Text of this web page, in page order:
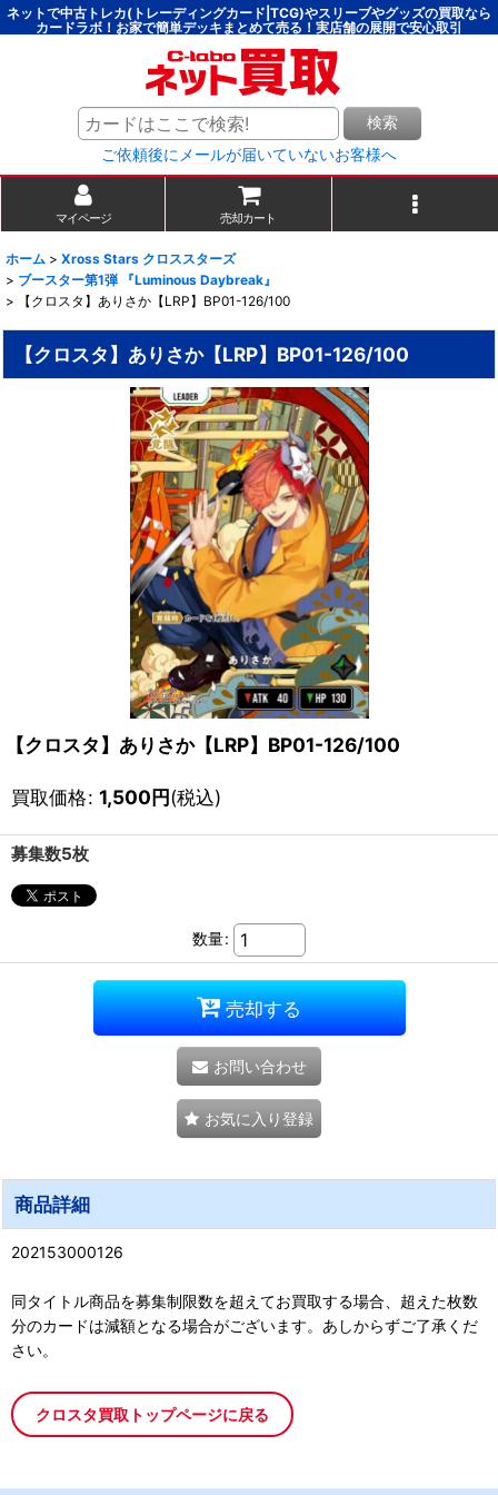
ネットで中古トレカ(トレーディングカード|TCG)やスリーブやグッズの買取なら
カードラボ！お家で簡単デッキまとめて売る！実店舗の展開で安心取引
検索
ご依頼後にメールが届いていないお客様へ
マイページ 売却カート
ホーム > Xross Stars クロススターズ
> ブースター第1弾 『Luminous Daybreak』
>
【クロスタ】ありさか【LRP】BP01-126/100
【クロスタ】ありさか【LRP】BP01-126/100
【クロスタ】ありさか【LRP】BP01-126/100
買取価格: 1,500円(税込)
募集数5枚
数量:
売却する
お問い合わせ
お気に入り登録
商品詳細
202153000126
同タイトル商品を募集制限数を超えてお買取する場合、超えた枚数
分のカードは減額となる場合がございます。あしからずご了承くだ
さい。
クロスタ買取トップページに戻る